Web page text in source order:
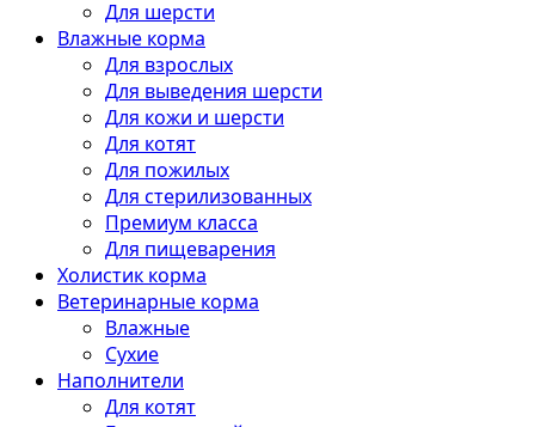
Для шерсти
Влажные корма
Для взрослых
Для выведения шерсти
Для кожи и шерсти
Для котят
Для пожилых
Для стерилизованных
Премиум класса
Для пищеварения
Холистик корма
Ветеринарные корма
Влажные
Сухие
Наполнители
Для котят